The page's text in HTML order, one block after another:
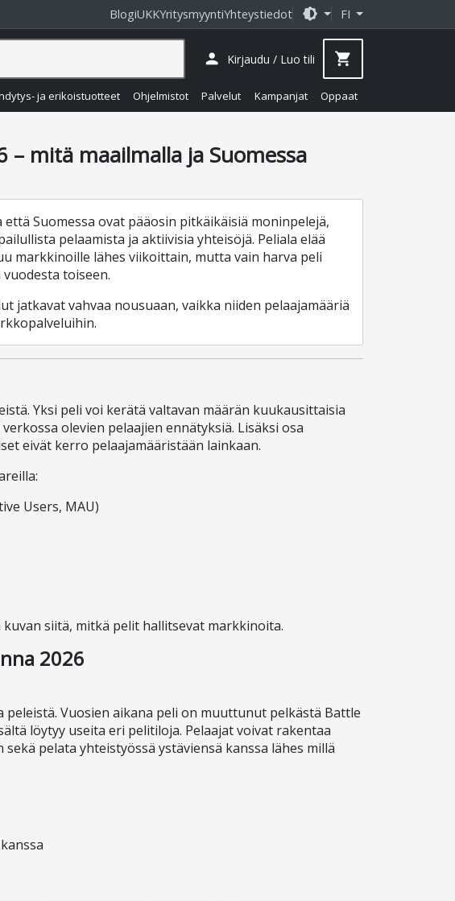
BlogiUKKYritysmyyntiYhteystiedot brightness_medium FI
ja erikoistuotteet Ohjelmistot Palvelut Kampanjat Oppaat
person Kirjaudu / Luo tili shopping_cart
mitä maailmalla ja Suomessa
Suomessa ovat pääosin pitkäikäisiä moninpelejä,
pelaamista ja aktiivisia yhteisöjä. Peliala elää
markkinoille lähes viikoittain, mutta vain harva peli
toiseen.
jatkavat vahvaa nousuaan, vaikka niiden pelaajamääriä
Yksi peli voi kerätä valtavan määrän kuukausittaisia
olevien pelaajien ennätyksiä. Lisäksi osa
eivät kerro pelaajamääristään lainkaan.
Users, MAU)
siitä, mitkä pelit hallitsevat markkinoita.
2026
Vuosien aikana peli on muuttunut pelkästä Battle
löytyy useita eri pelitiloja. Pelaajat voivat rakentaa
pelata yhteistyössä ystäviensä kanssa lähes millä